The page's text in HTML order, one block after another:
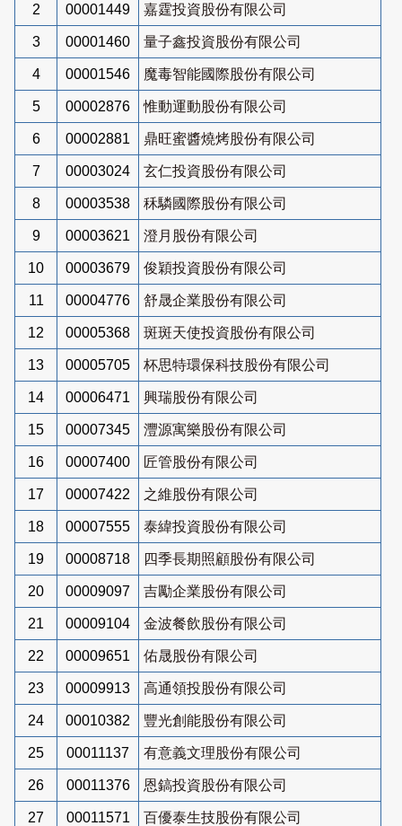
2 00001449 嘉霆投資股份有限公司
3 00001460 量子鑫投資股份有限公司
4 00001546 魔毒智能國際股份有限公司
5 00002876 惟動運動股份有限公司
6 00002881 鼎旺蜜醬燒烤股份有限公司
7 00003024 玄仁投資股份有限公司
8 00003538 秝驎國際股份有限公司
9 00003621 澄月股份有限公司
10 00003679 俊穎投資股份有限公司
11 00004776 舒晟企業股份有限公司
12 00005368 斑斑天使投資股份有限公司
13 00005705 杯思特環保科技股份有限公司
14 00006471 興瑞股份有限公司
15 00007345 灃源寓樂股份有限公司
16 00007400 匠管股份有限公司
17 00007422 之維股份有限公司
18 00007555 泰緯投資股份有限公司
19 00008718 四季長期照顧股份有限公司
20 00009097 吉勵企業股份有限公司
21 00009104 金波餐飲股份有限公司
22 00009651 佑晟股份有限公司
23 00009913 高通領投股份有限公司
24 00010382 豐光創能股份有限公司
25 00011137 有意義文理股份有限公司
26 00011376 恩鎬投資股份有限公司
27 00011571 百優泰生技股份有限公司